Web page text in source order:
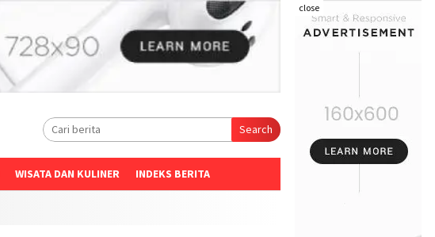
close
Search
WISATA DAN KULINER INDEKS BERITA